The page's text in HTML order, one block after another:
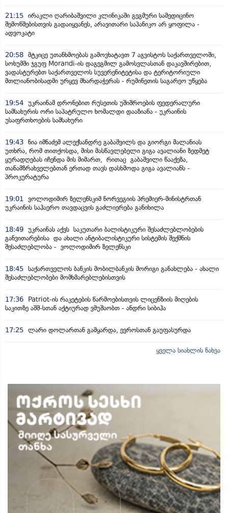
21:15 ირაკლი ღარიბაშვილი კლინიკაში გეგმური სამედიცინო
შემოწმებისთვის გადაიყვანეს, არავითარი საპანიკო არ ყოფილა -
ადვოკატი
20:58 მტკიცე უთანხმოებას გამოვხატავთ 7 აგვისტოს საქართველოში,
სოხუმში ჯგუფ Morandi-ის დაგეგმილ გამოსვლასთან დაკავშირებით,
ვადასტურებთ საქართველოს სუვერენიტეტისა და ტერიტორიული
მთლიანობისადმი ურყევ მხარდაჭერას - რუმინეთის საგარეო უწყება
19:54 უკრაინამ დრონებით რუსეთის უშიშროების ფედერალური
სამსახურის ორი საპატრულო ხომალდი დააზიანა - უკრაინის
უსაფრთხოების სამსახური
19:43 ნია იმნაძემ ალექსანდრე გაბაშვილს და გიორგი მალანიას
უთხრა, რომ თითქოსდა, მისი მასწავლებელი გიგა ავალიანი ზედმეტ
ყურადღებას იჩენდა მის მიმართ, რითაც გაბაშვილი წააქეზა,
თანამზრახველებთან ერთად თავს დასხმოდა გიგა ავალიანს -
პროკურატურა
19:01 ვოლოდიმირ ზელენსკიმ ნორვეგიის პრემიერ-მინისტრთან
უკრაინის საჰაერო თავდაცვის გაძლიერება განიხილა
18:49 უკრაინას აქვს საკუთარი ბალისტიკური შესაძლებლობების
განვითარებისა და ახალი ანტიბალისტიკური სისტემის შექმნის
შესაძლებლობა - ვოლოდიმირ ზელენსკი
18:45 საქართველოს ბანკის მობილბანკის მორიგი განახლება - ახალი
შესაძლებლობები მომხმარებლებისთვის
17:36
Patriot-ის რაკეტების წარმოებისთვის ლიცენზიის მიღების
საკითზე აშშ-სთან აქტიურად ვმუშაობთ - ანდრი სიბიჰა
17:25 ლარი დოლართან გამყარდა, ევროსთან გაუფასურდა
ყველა სიახლის ნახვა